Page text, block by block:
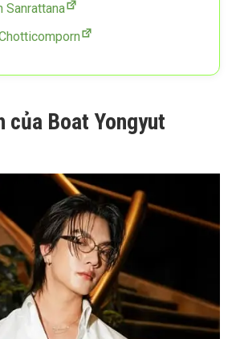
Sanrattana
của Boat Yongyut